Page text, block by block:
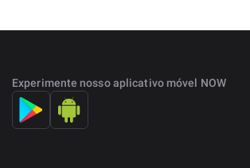
Experimente nosso aplicativo móvel NOW